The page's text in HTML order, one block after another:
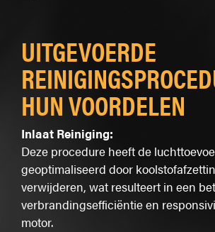
UITGEVOERDE
HUN VOORDELEN
Inlaat Reiniging:
Deze procedure heeft de
geoptimaliseerd door
verwijderen, wat resulteert in een
verbrandingsefficiëntie en
motor.